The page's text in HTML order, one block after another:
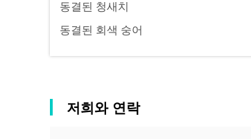
동결된 청새치
동결된 회색 숭어
저희와 연락